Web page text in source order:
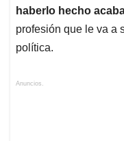
haberlo hecho
profesión que le va a
política.
Anuncios.